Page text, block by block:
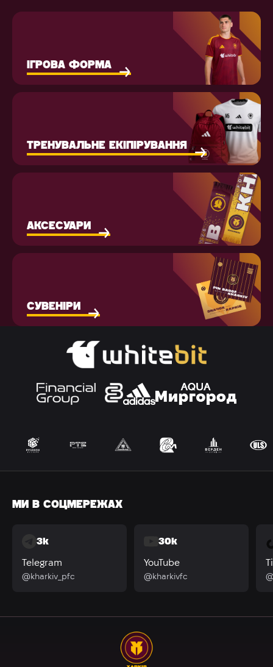
ІГРОВА ФОРМА
ТРЕНУВАЛЬНЕ ЕКІПІРУВАННЯ
АКСЕСУАРИ
СУВЕНІРИ
МИ В СОЦМЕРЕЖАХ
3k
Telegram
@kharkiv_pfc
30k
YouTube
@kharkivfc